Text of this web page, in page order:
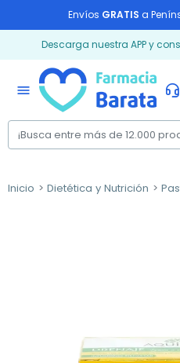
Envíos GRATIS a
Descarga nuestra APP y
menu
Inicio Dietética y Nutrición